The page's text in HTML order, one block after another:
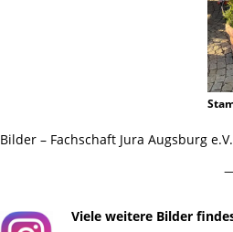
Bilder – Fachschaft Jura Augsburg
Viele weitere Bilder